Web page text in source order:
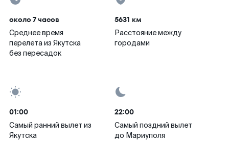
около 7 часов
Среднее время
перелета из Якутска
без пересадок
5631 км
Расстояние между
городами
01:00
Самый ранний вылет из
Якутска
22:00
Самый поздний вылет
до Мариуполя